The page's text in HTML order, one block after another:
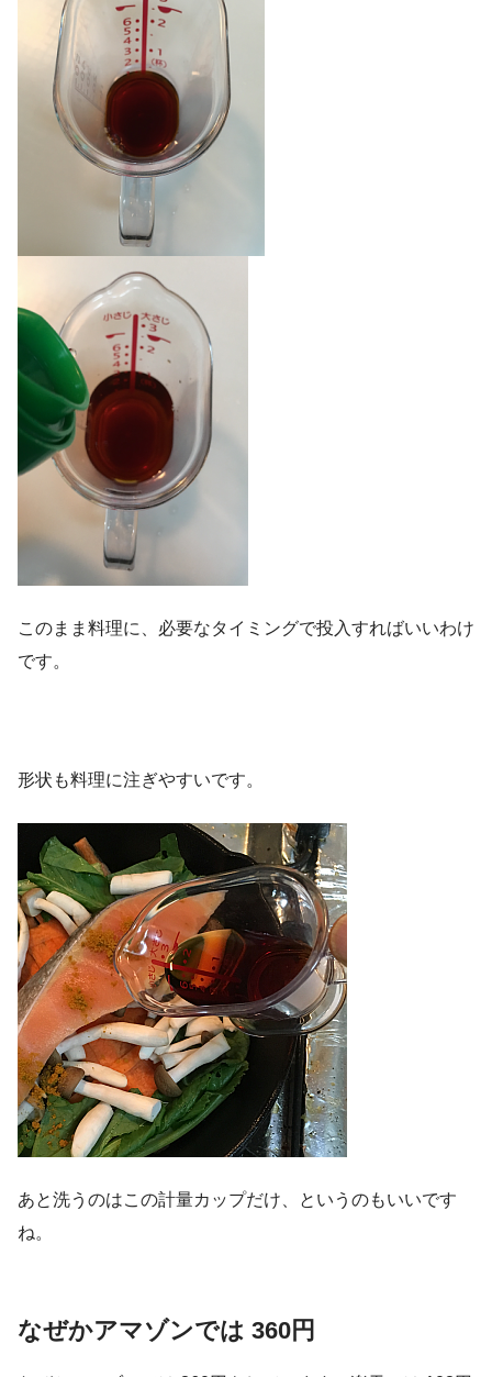
このまま料理に、必要なタイミングで投入すればいいわけ
です。
形状も料理に注ぎやすいです。
あと洗うのはこの計量カップだけ、というのもいいです
ね。
なぜかアマゾンでは 360円